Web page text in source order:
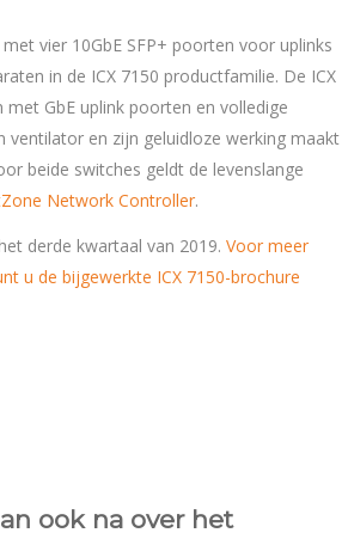
vier 10GbE SFP+ poorten voor uplinks
in de ICX 7150 productfamilie. De ICX
GbE uplink poorten en volledige
en zijn geluidloze werking maakt
beide switches geldt de levenslange
Network Controller.
derde kwartaal van 2019. Voor meer
u de bijgewerkte ICX 7150-brochure
ook na over het